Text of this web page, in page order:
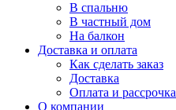
В спальню
В частный дом
На балкон
Доставка и оплата
Как сделать заказ
Доставка
Оплата и рассрочка
О компании